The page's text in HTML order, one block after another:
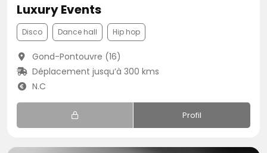
Luxury Events
Disco Dance hall Hip hop
Gond-Pontouvre (16)
Déplacement jusqu’à 300 kms
N.C
Profil